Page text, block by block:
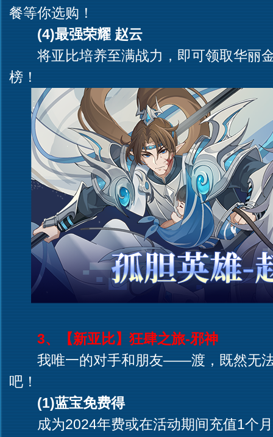
餐等你选购！
(4)最强荣耀 赵云
将亚比培养至满战力，即可领取华丽
榜！
3、【新亚比】狂肆之旅-邪神
我唯一的对手和朋友——渡，既然无法
吧！
(1)蓝宝免费得
成为2024年费或在活动期间充值1个月